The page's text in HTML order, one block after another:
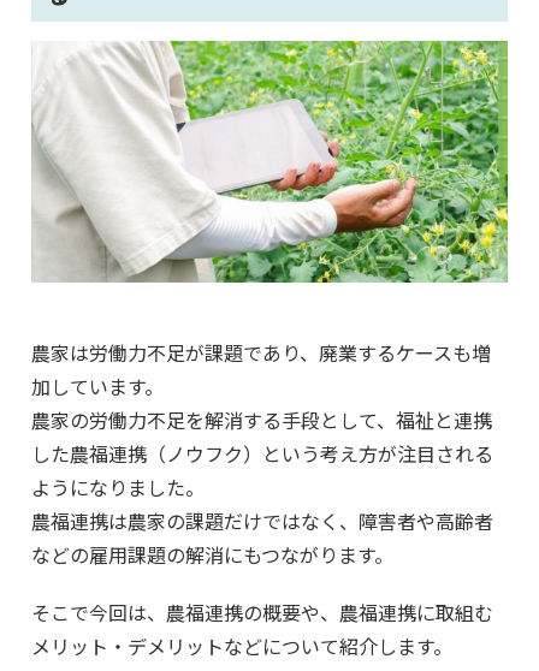
農家は労働力不足が課題であり、廃業するケースも増
加しています。
農家の労働力不足を解消する手段として、福祉と連携
した農福連携（ノウフク）という考え方が注目される
ようになりました。
農福連携は農家の課題だけではなく、障害者や高齢者
などの雇用課題の解消にもつながります。
そこで今回は、農福連携の概要や、農福連携に取組む
メリット・デメリットなどについて紹介します。